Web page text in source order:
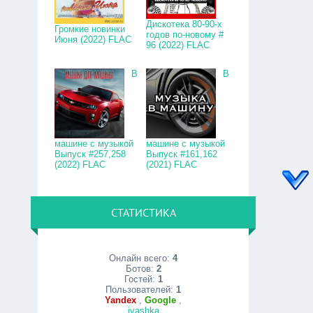
Громкие новинки
Июня (2022) FLAC
Дискотека 80-90-х
годов по-новому #
96 (2022) FLAC
В
машине с музыкой
Выпуск #257,258
(2022) FLAC
В
машине с музыкой
Выпуск #161,162
(2021) FLAC
СТАТИСТИКА
Онлайн всего:4
Ботов: 2
Гостей: 1
Пользователей:1
Yandex ,Google ,
ivashka